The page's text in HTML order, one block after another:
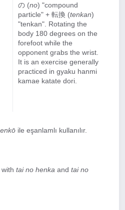
の (no) "compound
particle" + 転換 (tenkan)
"tenkan". Rotating the
body 180 degrees on the
forefoot while the
opponent grabs the wrist.
It is an exercise generally
practiced in gyaku hanmi
kamae katate dori.
ile eşanlamlı kullanılır.
tai no henka and tai no